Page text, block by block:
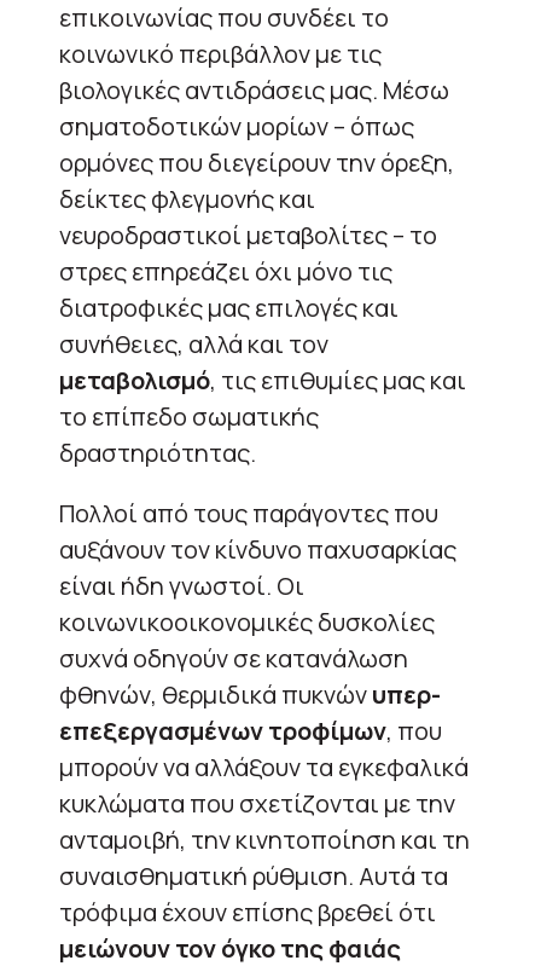
επικοινωνίας που συνδέει το
κοινωνικό περιβάλλον με τις
βιολογικές αντιδράσεις μας. Μέσω
σηματοδοτικών μορίων – όπως
ορμόνες που διεγείρουν την όρεξη,
δείκτες φλεγμονής και
νευροδραστικοί μεταβολίτες – το
στρες επηρεάζει όχι μόνο τις
διατροφικές μας επιλογές και
συνήθειες, αλλά και τον
μεταβολισμό, τις επιθυμίες μας και
το επίπεδο σωματικής
δραστηριότητας.
Πολλοί από τους παράγοντες που
αυξάνουν τον κίνδυνο παχυσαρκίας
είναι ήδη γνωστοί. Οι
κοινωνικοοικονομικές δυσκολίες
συχνά οδηγούν σε κατανάλωση
φθηνών, θερμιδικά πυκνώνυπερ-
επεξεργασμένων τροφίμων, που
μπορούν να αλλάξουν τα εγκεφαλικά
κυκλώματα που σχετίζονται με την
ανταμοιβή, την κινητοποίηση και τη
συναισθηματική ρύθμιση. Αυτά τα
τρόφιμα έχουν επίσης βρεθεί ότι
μειώνουν τον όγκο της φαιάς